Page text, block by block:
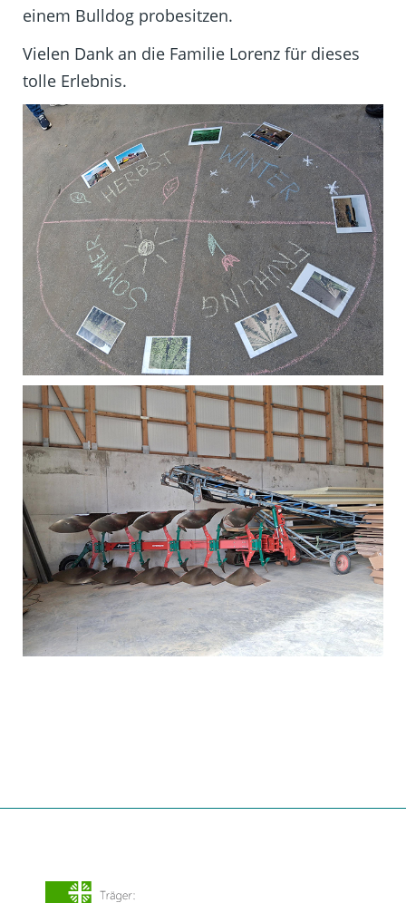
einem Bulldog probesitzen.
Vielen Dank an die Familie Lorenz für dieses
tolle Erlebnis.